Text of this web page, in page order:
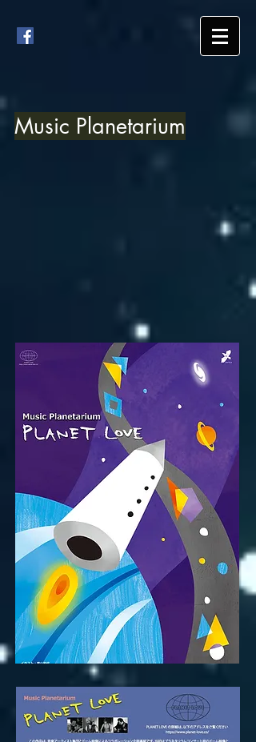
Music Planetarium
Music Planetrium ポスター